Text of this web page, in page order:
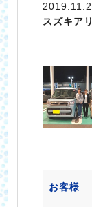
スズキア
お客様